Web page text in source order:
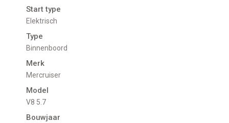
Start type
Elektrisch
Type
Binnenboord
Merk
Mercruiser
Model
V8 5.7
Bouwjaar